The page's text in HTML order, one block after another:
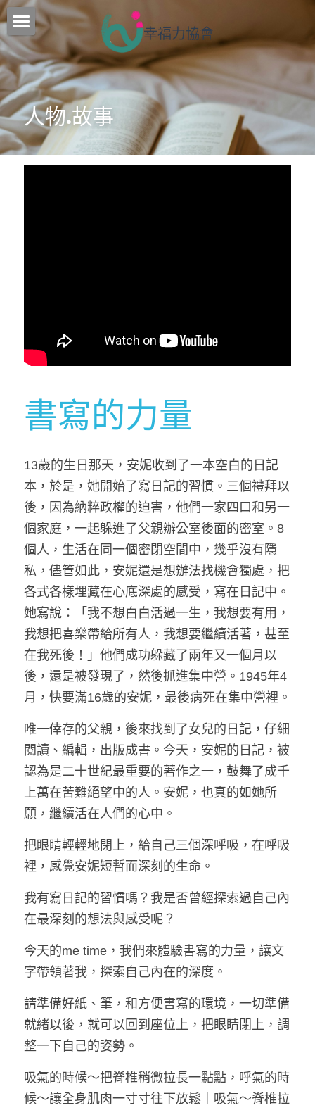
幸福力協會
核心工作
最新消息
課程介紹
行事曆
me time
幸福力採訪
人物.故事
書寫的力量
13歲的生日那天，安妮收到了一本空白的日記
本，於是，她開始了寫日記的習慣。三個禮拜以
後，因為納粹政權的迫害，他們一家四口和另一
個家庭，一起躲進了父親辦公室後面的密室。8
個人，生活在同一個密閉空間中，幾乎沒有隱
私，儘管如此，安妮還是想辦法找機會獨處，把
各式各樣埋藏在心底深處的感受，寫在日記中。
她寫說：「我不想白白活過一生，我想要有用，
我想把喜樂帶給所有人，我想要繼續活著，甚至
在我死後！」他們成功躲藏了兩年又一個月以
後，還是被發現了，然後抓進集中營。1945年4
月，快要滿16歲的安妮，最後病死在集中營裡。
唯一倖存的父親，後來找到了女兒的日記，仔細
閱讀、編輯，出版成書。今天，安妮的日記，被
認為是二十世紀最重要的著作之一，鼓舞了成千
上萬在苦難絕望中的人。安妮，也真的如她所
願，繼續活在人們的心中。
把眼睛輕輕地閉上，給自己三個深呼吸，在呼吸
裡，感覺安妮短暫而深刻的生命。
我有寫日記的習慣嗎？我是否曾經探索過自己內
在最深刻的想法與感受呢？
今天的me time，我們來體驗書寫的力量，讓文
字帶領著我，探索自己內在的深度。
請準備好紙、筆，和方便書寫的環境，一切準備
就緒以後，就可以回到座位上，把眼睛閉上，調
整一下自己的姿勢。
吸氣的時候～把脊椎稍微拉長一點點，呼氣的時
候～讓全身肌肉一寸寸往下放鬆｜吸氣～脊椎拉